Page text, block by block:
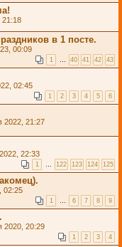
21:18
в 1 посте.
00:09
1 … 40 41 42 43
02:45
1 2 3 4 5 6
2022, 21:27
22:33
1 … 122 123 124 125
02:25
1 … 6 7 8 9
2020, 20:29
1 2 3 4